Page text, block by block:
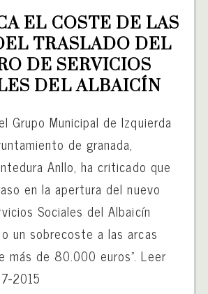
EL COSTE DE LAS
TRASLADO DEL
DE SERVICIOS
DEL ALBAICÍN
Grupo Municipal de Izquierda
de granada,
Anllo, ha criticado que
en la apertura del nuevo
Sociales del Albaicín
un sobrecoste a las arcas
más de 80.000 euros”. Leer
2015